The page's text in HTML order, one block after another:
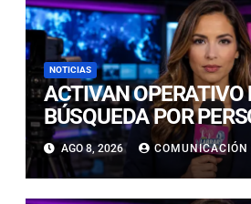
NOTICIAS
ACTIVAN OPERATIVO
BÚSQUEDA POR
DESAPARECIDA EN
CALDERILLA
AGO 8, 2026 COMUNICACIÓN